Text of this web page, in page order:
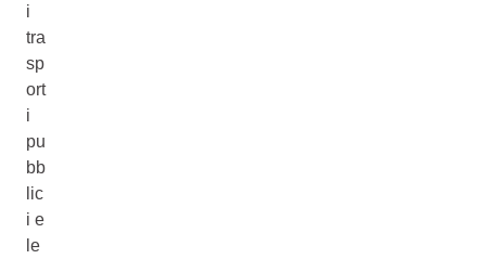
i
tra
sp
ort
i
pu
bb
lic
i e
le